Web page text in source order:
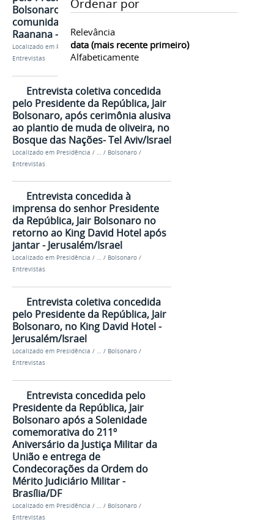
Ordenar por
Relevância
data (mais recente primeiro)
Alfabeticamente
Bolsonaro, após o encontro com
comunidade brasileira de
Raanana - Tel Aviv/Israel
Localizado em Presidência /…/Bolsonaro /
Entrevistas
Entrevista coletiva concedida
pelo Presidente da República, Jair
Bolsonaro, após cerimônia alusiva
ao plantio de muda de oliveira, no
Bosque das Nações- Tel Aviv/Israel
Localizado em Presidência / / Bolsonaro /
Entrevistas
Entrevista concedida à
imprensa do senhor Presidente
da República, Jair Bolsonaro no
retorno ao King David Hotel após
jantar - Jerusalém/Israel
Localizado em Presidência / … / Bolsonaro /
Entrevistas
Entrevista coletiva concedida
pelo Presidente da República, Jair
Bolsonaro, no King David Hotel -
Jerusalém/Israel
Localizado em Presidência / … / Bolsonaro /
Entrevistas
Entrevista concedida pelo
Presidente da República, Jair
Bolsonaro após a Solenidade
comemorativa do 211º
Aniversário da Justiça Militar da
União e entrega de
Condecorações da Ordem do
Mérito Judiciário Militar -
Brasília/DF
Localizado em Presidência / … / Bolsonaro /
Entrevistas